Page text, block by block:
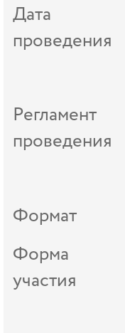
Дата
проведения
Регламент
проведения
Формат
Форма
участия